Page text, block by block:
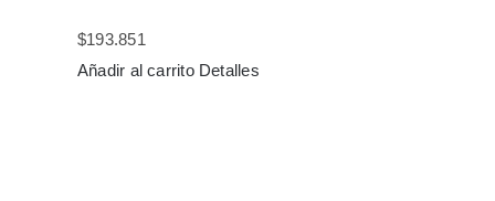
$193.851
Añadir al carrito Detalles